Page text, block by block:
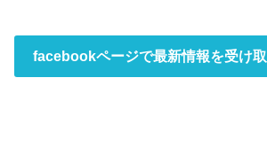
facebookページで最新情報を受け取